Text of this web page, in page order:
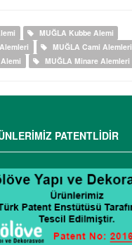
MUĞLA Kubbe Alemi
MUĞLA Cami Alemleri
MUĞLA Minare Alemleri
PATENTLİDİR